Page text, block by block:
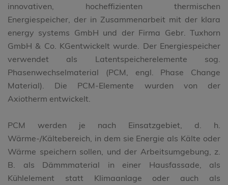
innovativen, hocheffizienten thermischen
Energiespeicher, der in Zusammenarbeit mit der klara
energy systems GmbH und der Firma Gebr. Tuxhorn
GmbH & Co. KGentwickelt wurde. Der Energiespeicher
verwendet als Latentspeicherelemente sog.
Phasenwechselmaterial (PCM, engl. Phase Change
Material). Die PCM-Elemente wurden von der
Axiotherm entwickelt.
PCM werden je nach Einsatzgebiet, d. h.
Wärme-/Kältebereich, in dem sie Energie als Kälte oder
Wärme speichern sollen, und der Arbeitsumgebung, z.
B. als Dämmmaterial in einer Hausfassade, als
Kühlelement statt Klimaanlage oder auch als